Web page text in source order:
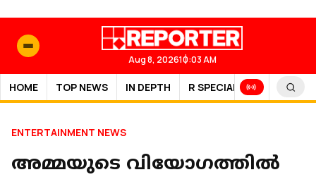
Aug 8, 202610:03 AM
HOME TOP NEWS IN DEPTH R SPECIAL SPORTS
ENTERTAINMENT NEWS
അമ്മയുടെ വിയോഗത്തിൽ